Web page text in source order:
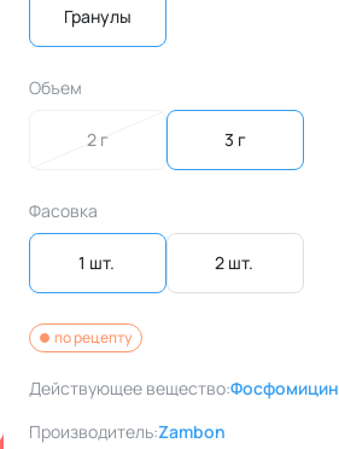
Гранулы
Объем
2 г 3 г
Фасовка
1 шт. 2 шт.
по рецепту
Действующее вещество:Фосфомицин
Производитель:Zambon